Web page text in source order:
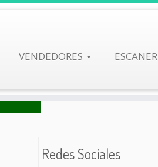
VENDEDORES ESCANER
Redes Sociales